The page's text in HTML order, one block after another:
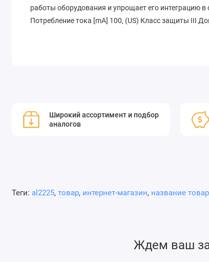
работы оборудования и упрощает его интеграцию
Потребление тока [mA] 100, (US) Класс защиты III
Широкий ассортимент и подбор
аналогов
Теги: al2225, товар, интернет-магазин, название
Ждем ваш